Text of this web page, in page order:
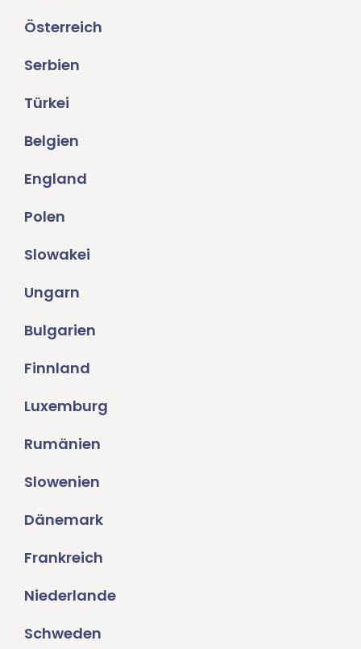
Österreich
Serbien
Türkei
Belgien
England
Polen
Slowakei
Ungarn
Bulgarien
Finnland
Luxemburg
Rumänien
Slowenien
Dänemark
Frankreich
Niederlande
Schweden